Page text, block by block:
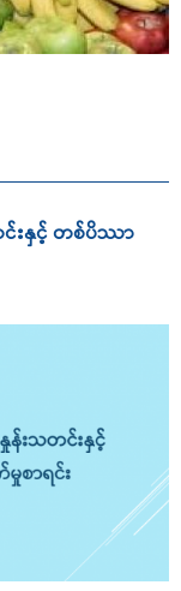
င်းနှင့် တစ်ပိဿာ